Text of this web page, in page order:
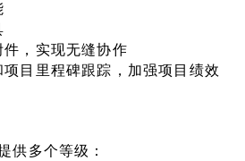
，实现无缝协作
目里程碑跟踪，加强项目绩效
供多个等级：